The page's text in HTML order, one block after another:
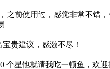
之前使用过，感觉非常不错
贵建议，感激不尽！
个星他就请我吃一顿鱼，欢迎